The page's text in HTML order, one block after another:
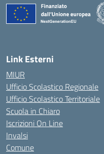
Link Esterni
MIUR
Ufficio Scolastico Regionale
Ufficio Scolastico Territoriale
Scuola in Chiaro
Iscrizioni On Line
Invalsi
Comune